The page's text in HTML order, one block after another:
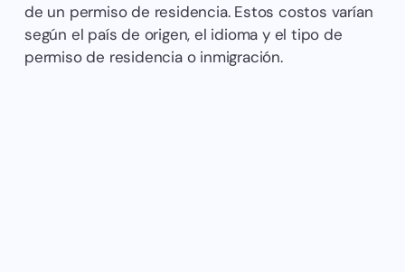
de un permiso de residencia. Estos costos varían
según el país de origen, el idioma y el tipo de
permiso de residencia o inmigración.